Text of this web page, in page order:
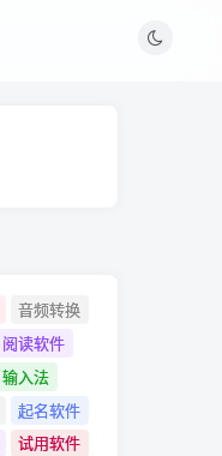
音频转换
阅读软件
输入法
起名软件
试用软件